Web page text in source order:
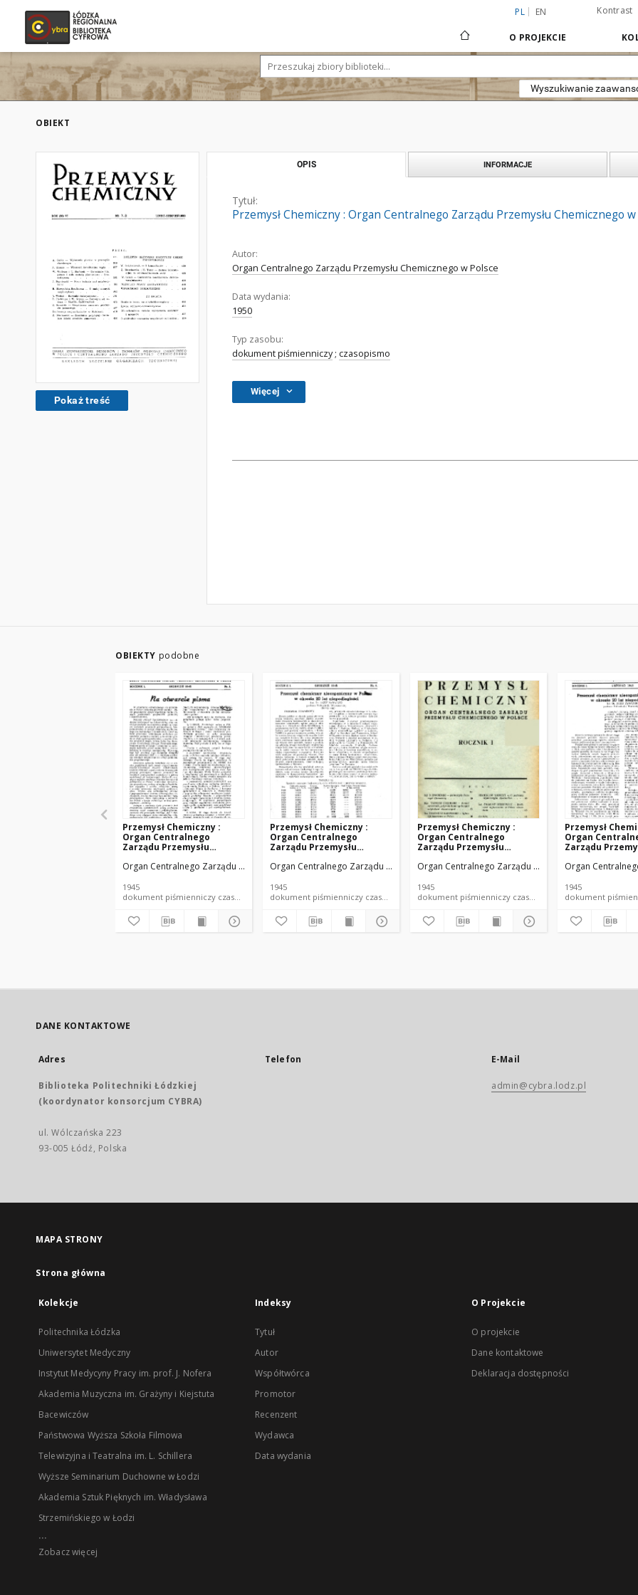
PL EN Kontrast
O PROJEKCIE
Wyszukiwanie
OBIEKT
Pokaż treść
OPIS INFORMACJE
Tytuł:
Przemysł Chemiczny : Organ Centralnego Zarządu Przemysłu Chemicznego
Autor:
Organ Centralnego Zarządu Przemysłu Chemicznego w Polsce
Data wydania:
1950
Typ zasobu:
dokument piśmienniczy; czasopismo
Więcej
OBIEKTY podobne
Przemysł Chemiczny :
Organ Centralnego
Zarządu Przemysłu
Nr 1 (1945)
Organ Centralnego Zarządu Przemysłu Chemicznego w Polsce
1945
dokument piśmienniczy czasopismo
Przemysł Chemiczny :
Organ Centralnego
Zarządu Przemysłu
Nr 4 (1945)
Organ Centralnego Zarządu Przemysłu Chemicznego w Polsce
1945
dokument piśmienniczy czasopismo
Przemysł Chemiczny :
Organ Centralnego
Zarządu Przemysłu
Nr 2 (1945)
Organ Centralnego Zarządu Przemysłu Chemicznego
1945
dokument piśmienniczy czasopismo
Przemysł
Organ
Zarządu
Nr 3 (1945)
Organ
1945
DANE KONTAKTOWE
Adres
Biblioteka Politechniki Łódzkiej
(koordynator konsorcjum CYBRA)
ul. Wólczańska 223
93-005 Łódź, Polska
Telefon E-Mail
admin@cybra.lodz.pl
MAPA STRONY
Strona główna
Kolekcje
Politechnika Łódzka
Uniwersytet Medyczny
Instytut Medycyny Pracy im. prof. J. Nofera
Akademia Muzyczna im. Grażyny i Kiejstuta
Bacewiczów
Państwowa Wyższa Szkoła Filmowa
Telewizyjna i Teatralna im. L. Schillera
Wyższe Seminarium Duchowne w Łodzi
Akademia Sztuk Pięknych im. Władysława
Strzemińskiego w Łodzi
...
Zobacz więcej
Indeksy
Tytuł
Autor
Współtwórca
Promotor
Recenzent
Wydawca
Data wydania
O Projekcie
O projekcie
Dane kontaktowe
Deklaracja dostępności